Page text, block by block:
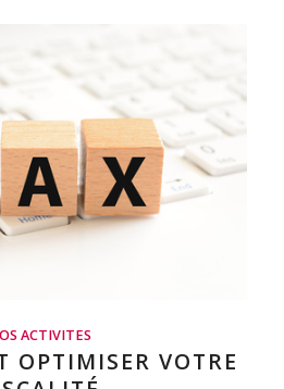
ACTIVITES
OPTIMISER VOTRE